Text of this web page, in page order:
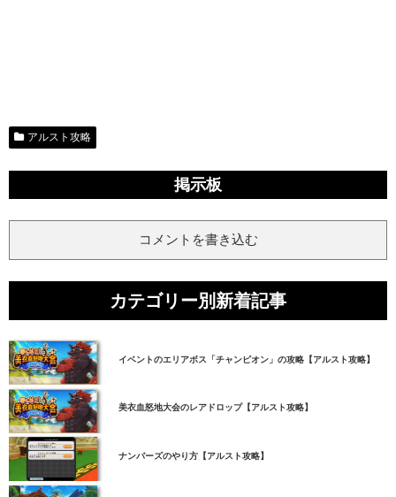
アルスト攻略
掲示板
コメントを書き込む
カテゴリー別新着記事
イベントのエリアボス「チャンピオン」の攻略【アルスト攻略】
美衣血怒地大会のレアドロップ【アルスト攻略】
ナンバーズのやり方【アルスト攻略】